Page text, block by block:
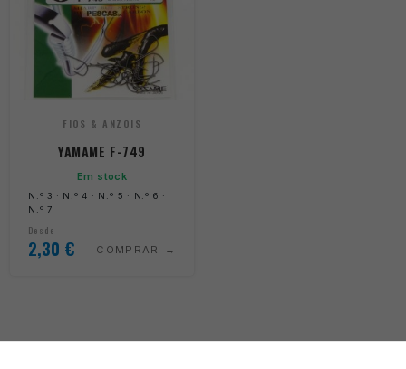
FIOS & ANZOIS
YAMAME F-749
Em stock
N.º 3 · N.º 4 · N.º 5 · N.º 6 ·
N.º 7
Desde
2,30 € COMPRAR